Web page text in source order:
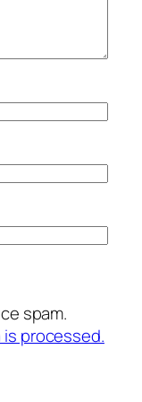
spam.
processed.